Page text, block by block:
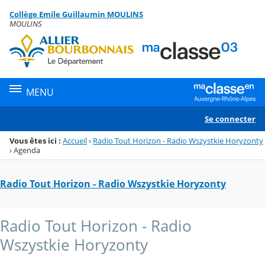
Menu de la rubrique
Contenu
Collège Emile Guillaumin MOULINS
MOULINS
MENU
Se connecter
Vous êtes ici : Accueil› Radio Tout Horizon - Radio Wszystkie Horyzonty
›Agenda
Radio Tout Horizon - Radio Wszystkie Horyzonty
Radio Tout Horizon - Radio
Wszystkie Horyzonty